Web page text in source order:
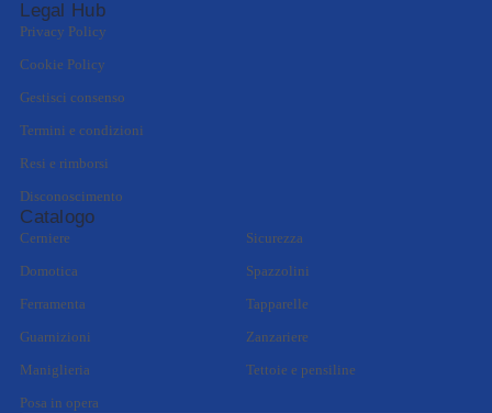
Legal Hub
Privacy Policy
Cookie Policy
Gestisci consenso
Termini e condizioni
Resi e rimborsi
Disconoscimento
Catalogo
Cerniere
Domotica
Ferramenta
Guarnizioni
Maniglieria
Posa in opera
Sicurezza
Spazzolini
Tapparelle
Zanzariere
Tettoie e pensiline